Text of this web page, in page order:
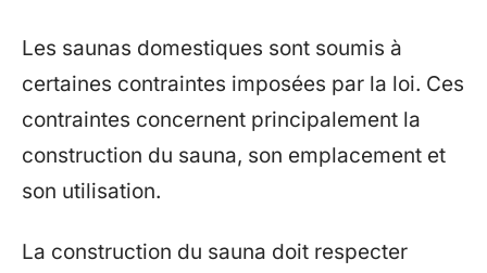
Les saunas domestiques sont soumis à
certaines contraintes imposées par la loi. Ces
contraintes concernent principalement la
construction du sauna, son emplacement et
son utilisation.
La construction du sauna doit respecter